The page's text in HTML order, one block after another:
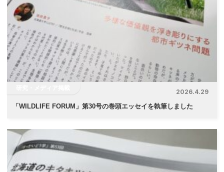
シ
ョ
ン
2026.4.29
「 WILDLIFE FORUM」第30号の巻頭エッセイを執筆しました